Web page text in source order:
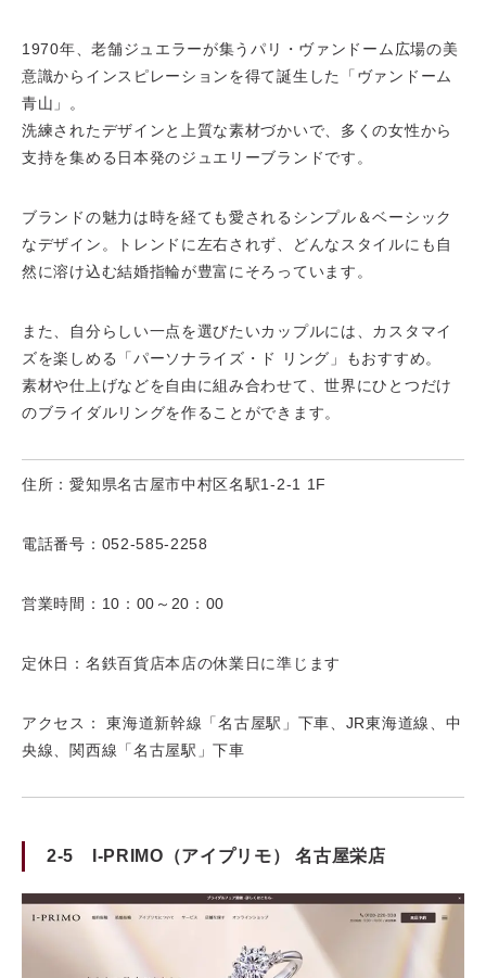
1970年、老舗ジュエラーが集うパリ・ヴァンドーム広場の美
意識からインスピレーションを得て誕生した「ヴァンドーム
青山」。
洗練されたデザインと上質な素材づかいで、多くの女性から
支持を集める日本発のジュエリーブランドです。
ブランドの魅力は時を経ても愛されるシンプル＆ベーシック
なデザイン。トレンドに左右されず、どんなスタイルにも自
然に溶け込む結婚指輪が豊富にそろっています。
また、自分らしい一点を選びたいカップルには、カスタマイ
ズを楽しめる「パーソナライズ・ド リング」もおすすめ。
素材や仕上げなどを自由に組み合わせて、世界にひとつだけ
のブライダルリングを作ることができます。
住所：愛知県名古屋市中村区名駅1-2-1 1F
電話番号：052-585-2258
営業時間：10：00～20：00
定休日：名鉄百貨店本店の休業日に準じます
アクセス：
東海道新幹線「名古屋駅」下車、JR東海道線、中
央線、関西線「名古屋駅」下車
2-5 I-PRIMO（アイプリモ） 名古屋栄店